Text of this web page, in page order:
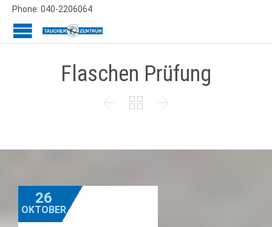
Phone: 040-2206064
Flaschen Prüfung
  
26
OKTOBER